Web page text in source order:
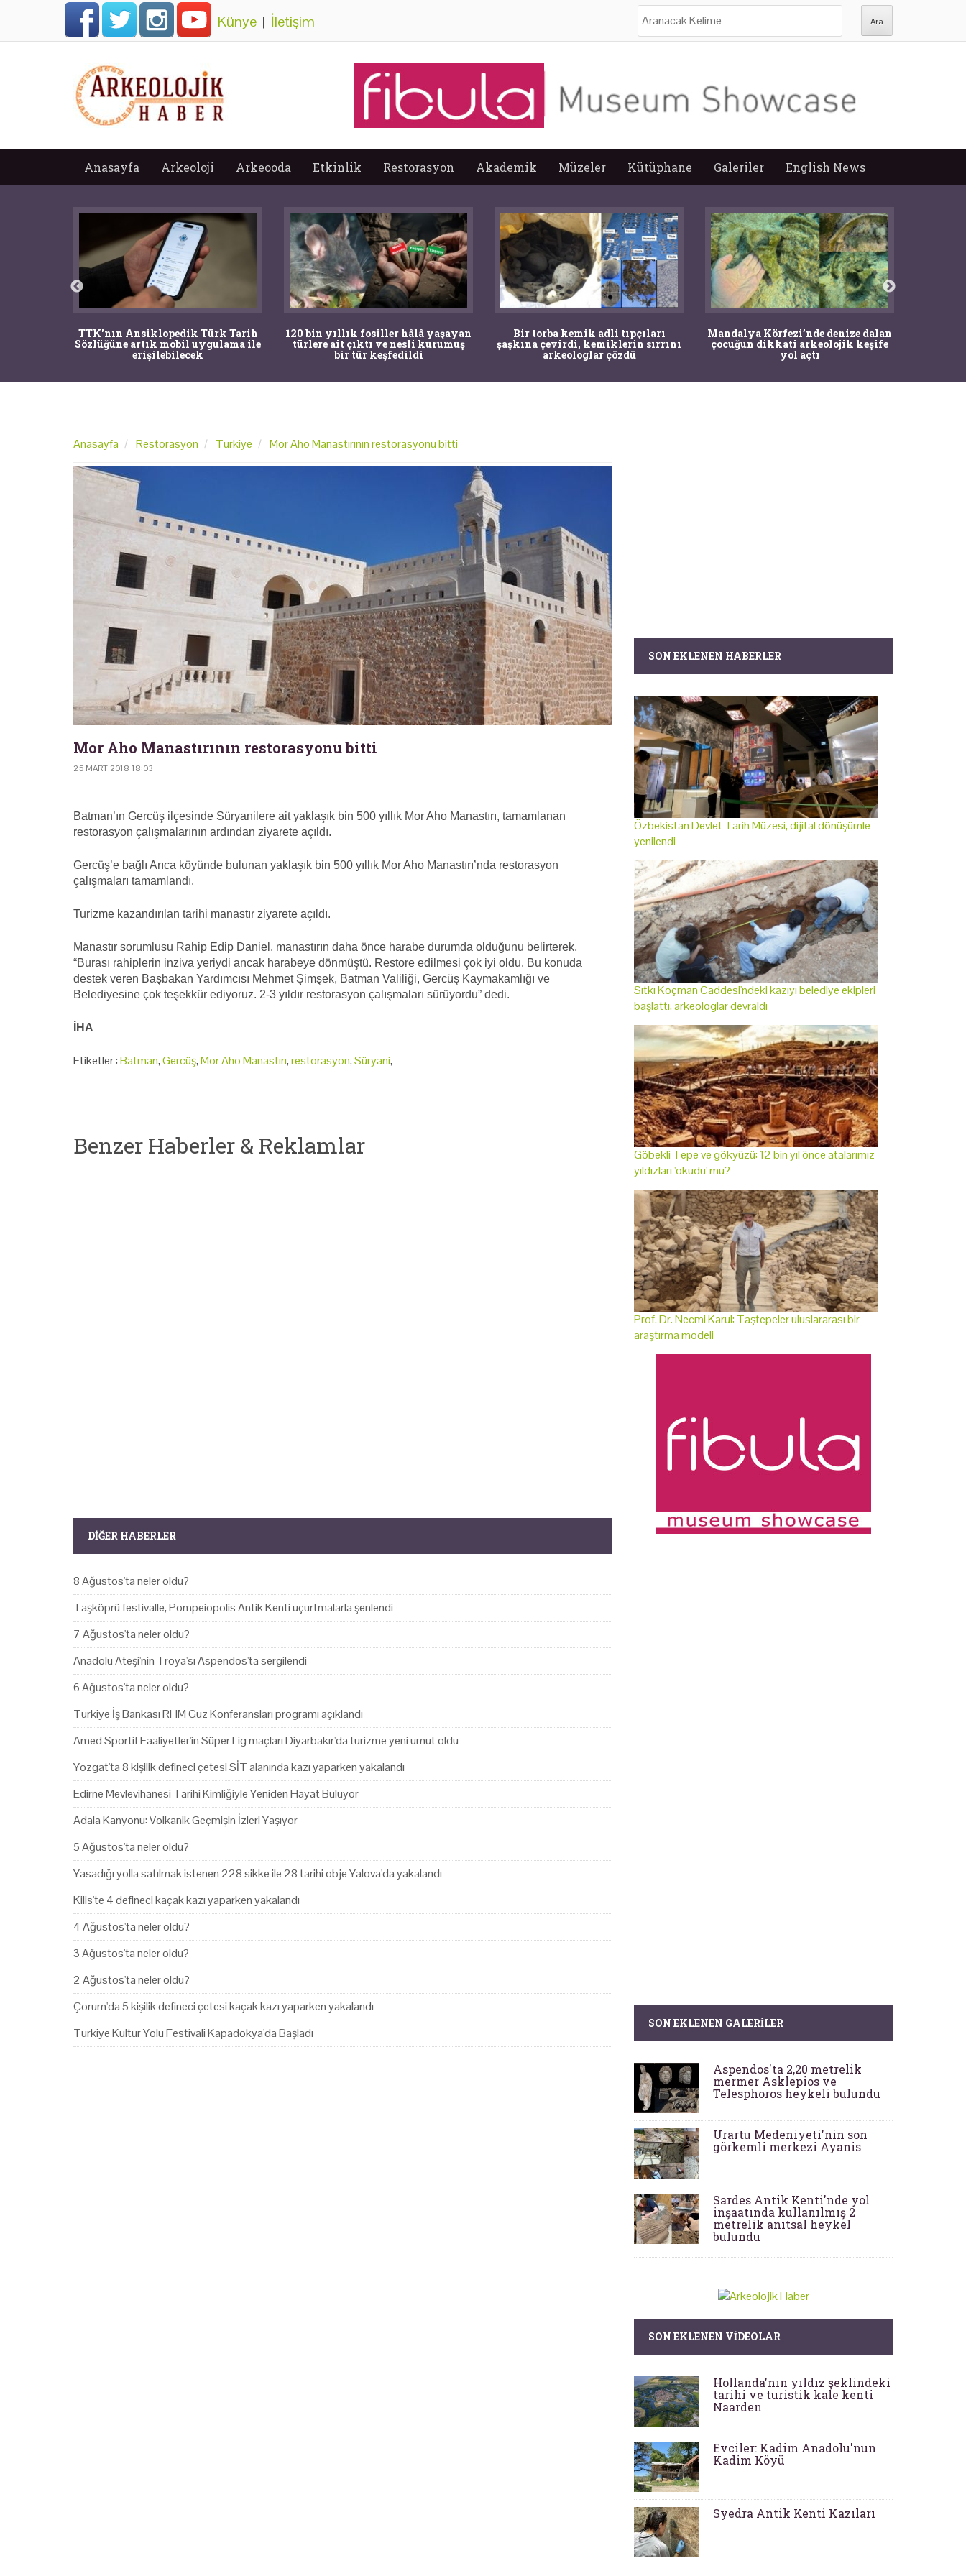
Künye | İletişim
Anasayfa Arkeoloji Arkeooda Etkinlik Restorasyon Akademik Müzeler Kütüphane Galeriler English News
TTK'nın Ansiklopedik Türk Tarih
Sözlüğüne artık mobil uygulama ile
erişilebilecek
120 bin yıllık fosiller hâlâ yaşayan
türlere ait çıktı ve nesli kurumuş
bir tür keşfedildi
Bir torba kemik adli tıpçıları
şaşkına çevirdi, kemiklerin sırrını
arkeologlar çözdü
Mandalya Körfezi’nde denize dalan
çocuğun dikkati arkeolojik keşife
yol açtı
Anasayfa Restorasyon Türkiye Mor Aho Manastırının restorasyonu bitti
Mor Aho Manastırının restorasyonu bitti
25 MART 2018 18:03
Batman’ın Gercüş ilçesinde Süryanilere ait yaklaşık bin 500 yıllık Mor Aho Manastırı, tamamlanan
restorasyon çalışmalarının ardından ziyarete açıldı.
Gercüş’e bağlı Arıca köyünde bulunan yaklaşık bin 500 yıllık Mor Aho Manastırı’nda restorasyon
çalışmaları tamamlandı.
Turizme kazandırılan tarihi manastır ziyarete açıldı.
Manastır sorumlusu Rahip Edip Daniel, manastırın daha önce harabe durumda olduğunu belirterek,
“Burası rahiplerin inziva yeriydi ancak harabeye dönmüştü. Restore edilmesi çok iyi oldu. Bu konuda
destek veren Başbakan Yardımcısı Mehmet Şimşek, Batman Valiliği, Gercüş Kaymakamlığı ve
Belediyesine çok teşekkür ediyoruz. 2-3 yıldır restorasyon çalışmaları sürüyordu” dedi.
İHA
Etiketler :Batman,Gercüş,Mor Aho Manastırı,restorasyon,Süryani,
Benzer Haberler & Reklamlar
DIĞER HABERLER
8 Ağustos'ta neler oldu?
Taşköprü festivalle, Pompeiopolis Antik Kenti uçurtmalarla şenlendi
7 Ağustos'ta neler oldu?
Anadolu Ateşi'nin Troya'sı Aspendos'ta sergilendi
6 Ağustos'ta neler oldu?
Türkiye İş Bankası RHM Güz Konferansları programı açıklandı
Amed Sportif Faaliyetler'in Süper Lig maçları Diyarbakır'da turizme yeni umut oldu
Yozgat'ta 8 kişilik defineci çetesi SİT alanında kazı yaparken yakalandı
Edirne Mevlevihanesi Tarihi Kimliğiyle Yeniden Hayat Buluyor
Adala Kanyonu: Volkanik Geçmişin İzleri Yaşıyor
5 Ağustos'ta neler oldu?
Yasadığı yolla satılmak istenen 228 sikke ile 28 tarihi obje Yalova'da yakalandı
Kilis'te 4 defineci kaçak kazı yaparken yakalandı
4 Ağustos'ta neler oldu?
3 Ağustos'ta neler oldu?
2 Ağustos'ta neler oldu?
Çorum'da 5 kişilik defineci çetesi kaçak kazı yaparken yakalandı
Türkiye Kültür Yolu Festivali Kapadokya'da Başladı
SON EKLENEN HABERLER
Özbekistan Devlet Tarih Müzesi, dijital dönüşümle
yenilendi
Sıtkı Koçman Caddesi'ndeki kazıyı belediye ekipleri
başlattı, arkeologlar devraldı
Göbekli Tepe ve gökyüzü: 12 bin yıl önce atalarımız
yıldızları 'okudu' mu?
Prof. Dr. Necmi Karul: Taştepeler uluslararası bir
araştırma modeli
SON EKLENEN GALERILER
Aspendos'ta 2,20 metrelik
mermer Asklepios ve
Telesphoros heykeli bulundu
Urartu Medeniyeti'nin son
görkemli merkezi Ayanis
Sardes Antik Kenti'nde yol
inşaatında kullanılmış 2
metrelik anıtsal heykel
bulundu
SON EKLENEN VIDEOLAR
Hollanda'nın yıldız şeklindeki
tarihi ve turistik kale kenti
Naarden
Evciler: Kadim Anadolu'nun
Kadim Köyü
Syedra Antik Kenti Kazıları